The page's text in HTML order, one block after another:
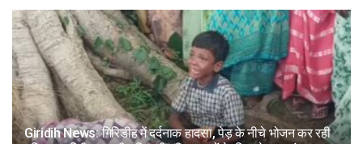
Giridih News: गिरिडीह में दर्दनाक हादसा, पेड़ के नीचे भोजन कर रही